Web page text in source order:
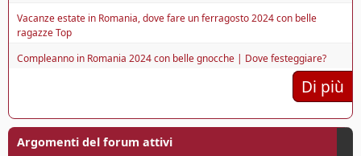
Vacanze estate in Romania, dove fare un ferragosto 2024 con belle
ragazze Top
Compleanno in Romania 2024 con belle gnocche | Dove festeggiare?
Di più
Argomenti del forum attivi